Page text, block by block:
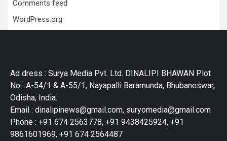
Comments feed
WordPress.org
Ad dress : Surya Media Pvt. Ltd. DINALIPI BHAWAN Plot
No : A-54/1 & A-55/1, Nayapalli Baramunda, Bhubaneswar,
Odisha, India.
Email : dinalipinews@gmail.com, suryomedia@gmail.com
Phone : +91 674 2563778, +91 9438425924, +91
9861601969, +91 674 2564487